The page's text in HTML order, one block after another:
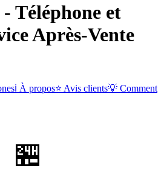
Téléphone et
Après-Vente
ℹ️ À propos⭐ Avis clients💡 Comment
🏪